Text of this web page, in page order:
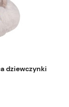
dziewczynki